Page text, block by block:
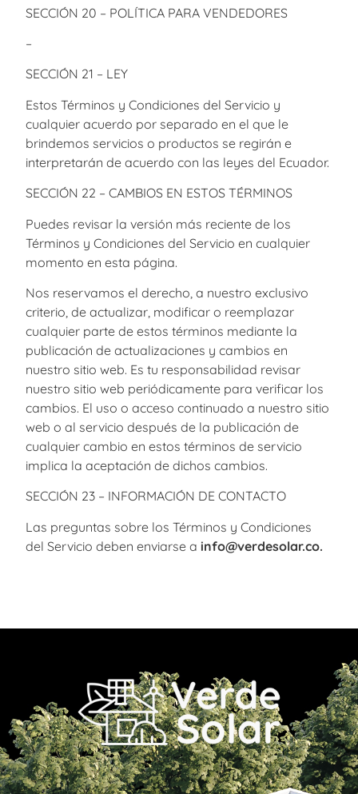
SECCIÓN 20 – POLÍTICA PARA VENDEDORES
–
SECCIÓN 21 – LEY
Estos Términos y Condiciones del Servicio y
cualquier acuerdo por separado en el que le
brindemos servicios o productos se regirán e
interpretarán de acuerdo con las leyes del Ecuador.
SECCIÓN 22 – CAMBIOS EN ESTOS TÉRMINOS
Puedes revisar la versión más reciente de los
Términos y Condiciones del Servicio en cualquier
momento en esta página.
Nos reservamos el derecho, a nuestro exclusivo
criterio, de actualizar, modificar o reemplazar
cualquier parte de estos términos mediante la
publicación de actualizaciones y cambios en
nuestro sitio web. Es tu responsabilidad revisar
nuestro sitio web periódicamente para verificar los
cambios. El uso o acceso continuado a nuestro sitio
web o al servicio después de la publicación de
cualquier cambio en estos términos de servicio
implica la aceptación de dichos cambios.
SECCIÓN 23 – INFORMACIÓN DE CONTACTO
Las preguntas sobre los Términos y Condiciones
del Servicio deben enviarse a info@verdesolar.co.